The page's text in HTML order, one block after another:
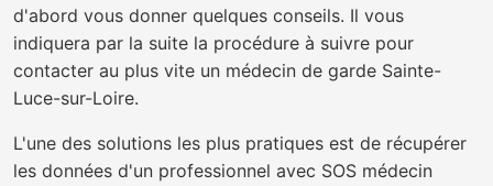
d'abord vous donner quelques conseils. Il vous
indiquera par la suite la procédure à suivre pour
contacter au plus vite un médecin de garde Sainte-
Luce-sur-Loire.
L'une des solutions les plus pratiques est de récupérer
les données d'un professionnel avec SOS médecin